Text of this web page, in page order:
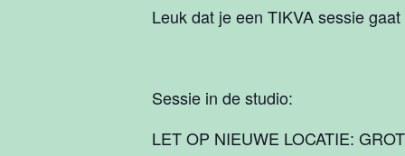
Leuk dat je een TIKVA sessie
Sessie in de studio:
LET OP NIEUWE LOCATIE: